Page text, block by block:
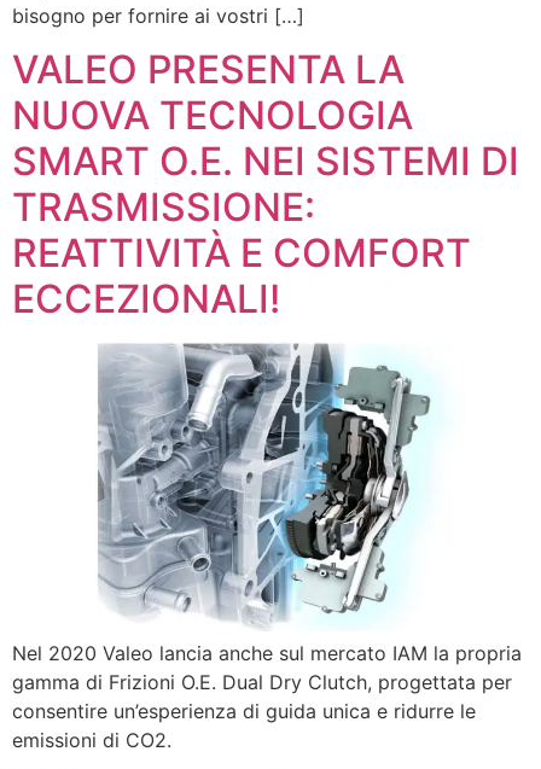
bisogno per fornire ai vostri […]
VALEO PRESENTA LA
NUOVA TECNOLOGIA
SMART O.E. NEI SISTEMI DI
TRASMISSIONE:
REATTIVITÀ E COMFORT
ECCEZIONALI!
Nel 2020 Valeo lancia anche sul mercato IAM la propria
gamma di Frizioni O.E. Dual Dry Clutch, progettata per
consentire un’esperienza di guida unica e ridurre le
emissioni di CO2.